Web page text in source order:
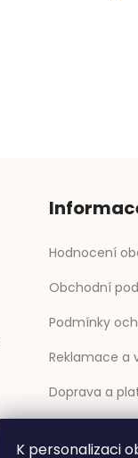
K personalizaci
Hodnocení
Obchodní
Podmínky
Reklamace a
Doprava a